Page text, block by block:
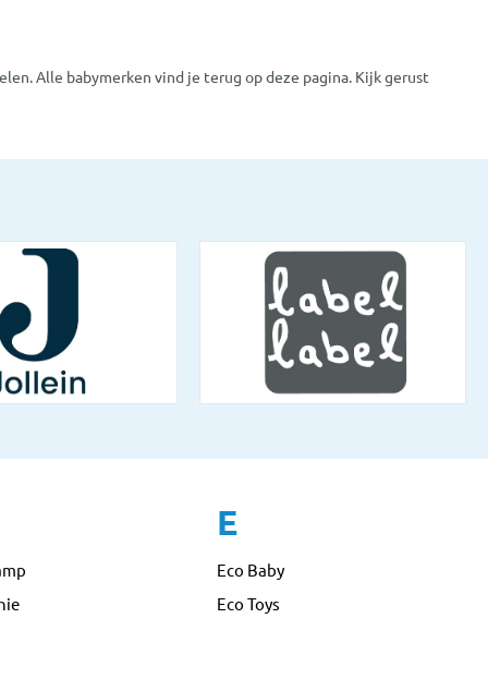
Alle babymerken vind je terug op deze pagina. Kijk gerust
E
Eco Baby
Eco Toys